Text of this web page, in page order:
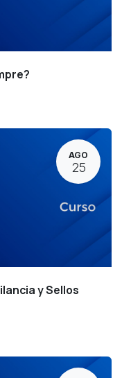
AGO
25
y Sellos